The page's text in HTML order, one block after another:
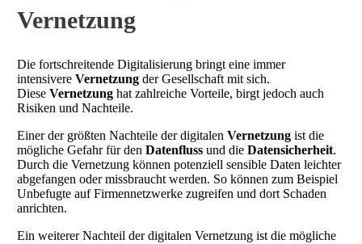
Vernetzung
Die fortschreitende Digitalisierung bringt eine immer
intensivere Vernetzung der Gesellschaft mit sich.
Diese Vernetzung hat zahlreiche Vorteile, birgt jedoch auch
Risiken und Nachteile.
Einer der größten Nachteile der digitalen Vernetzung ist die
mögliche Gefahr für den Datenfluss und die Datensicherheit.
Durch die Vernetzung können potenziell sensible Daten leichter
abgefangen oder missbraucht werden. So können zum Beispiel
Unbefugte auf Firmennetzwerke zugreifen und dort Schaden
anrichten.
Ein weiterer Nachteil der digitalen Vernetzung ist die mögliche